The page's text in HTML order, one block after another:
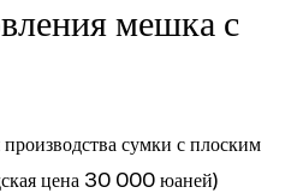
мешка с
сумки с плоским
цена 30 000 юаней)